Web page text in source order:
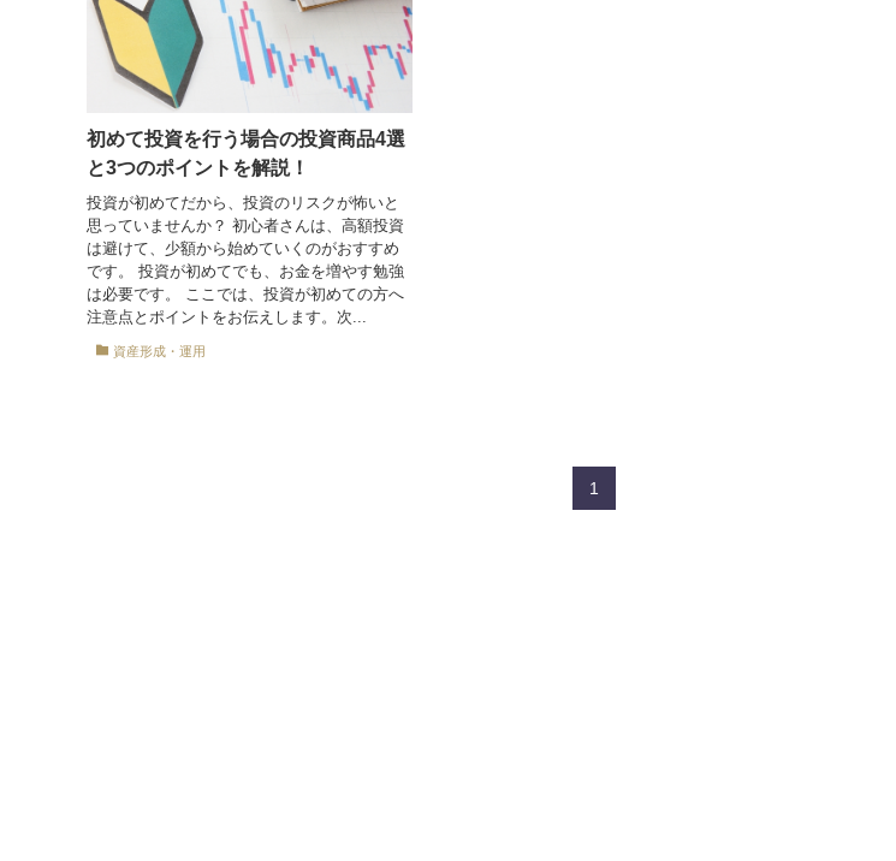
初めて投資を行う場合の投資商品4選
と3つのポイントを解説！
投資が初めてだから、投資のリスクが怖いと
思っていませんか？ 初心者さんは、高額投資
は避けて、少額から始めていくのがおすすめ
です。 投資が初めてでも、お金を増やす勉強
は必要です。 ここでは、投資が初めての方へ
注意点とポイントをお伝えします。次...
資産形成・運用
1